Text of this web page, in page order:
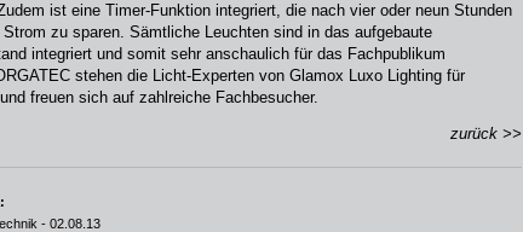
ist eine Timer-Funktion integriert, die nach vier oder neun Stunden
zu sparen. Sämtliche Leuchten sind in das aufgebaute
integriert und somit sehr anschaulich für das Fachpublikum
stehen die Licht-Experten von Glamox Luxo Lighting für
freuen sich auf zahlreiche Fachbesucher.
zurück >>
- 02.08.13